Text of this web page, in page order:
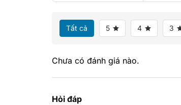
Tất cả 5 4 3
Chưa có đánh giá nào.
Hỏi đáp